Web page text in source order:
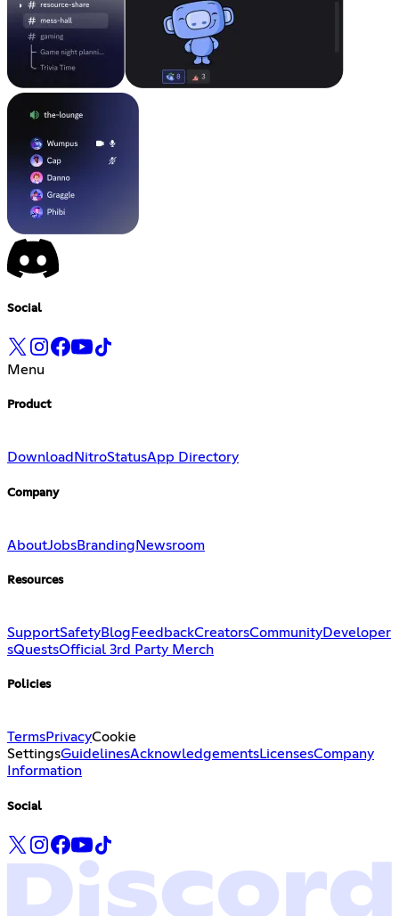
Social
Menu
Product
Download NitroStatusApp Directory
Company
AboutJobsBranding Newsroom
Resources
SupportSafetyBlog FeedbackCreatorsCommunityDeveloper
sQuestsOfficial 3rd Party Merch
Policies
TermsPrivacyCookie
SettingsGuidelinesAcknowledgementsLicensesCompany
Information
Social